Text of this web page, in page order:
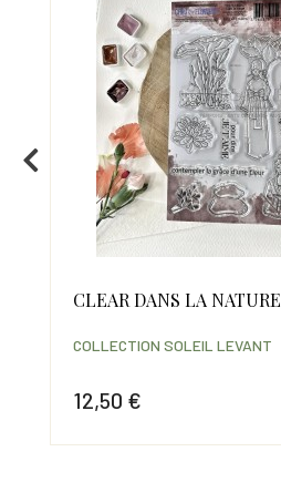
CLEAR DANS LA NATURE
12,50 €
COLLECTION SOLEIL LEVANT